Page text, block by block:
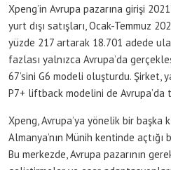
Xpeng’in Avrupa pazarına girişi
yurt dışı satışları, Ocak-Temmuz
yüzde 217 artarak 18.701 adede
fazlası yalnızca Avrupa’da
67’sini G6 modeli oluşturdu. Şirket,
P7+ liftback modelini de Avrupa’da
Xpeng, Avrupa’ya yönelik bir başka
Almanya’nın Münih kentinde
Bu merkezde, Avrupa pazarının